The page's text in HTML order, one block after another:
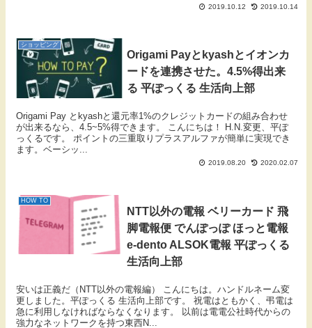
2019.10.12 2019.10.14
ショッピング
Origami Payとkyashとイオンカ
ードを連携させた。4.5%得出来
る 平ぽっくる 生活向上部
Origami Pay とkyashと還元率1%のクレジットカードの組み合わせ
が出来るなら、4.5~5%得できます。 こんにちは！ H.N.変更、平ぽ
っくるです。 ポイントの三重取りプラスアルファが簡単に実現でき
ます。ベーシッ...
2019.08.20 2020.02.07
HOW TO
NTT以外の電報 ベリーカード 飛
脚電報便 でんぽっぽ ほっと電報
e-dento ALSOK電報 平ぽっくる
生活向上部
安いは正義だ（NTT以外の電報編） こんにちは。ハンドルネーム変
更しました。平ぽっくる 生活向上部です。 祝電はともかく、弔電は
急に利用しなければならなくなります。 以前は電電公社時代からの
強力なネットワークを持つ東西N...